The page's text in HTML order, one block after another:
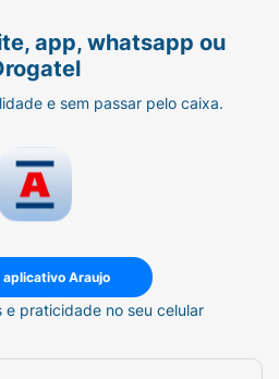
app, whatsapp ou
e sem passar pelo caixa.
aplicativo Araujo
e praticidade no seu celular